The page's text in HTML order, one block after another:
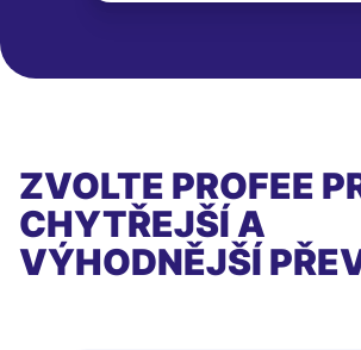
ZVOLTE PROFEE
CHYTŘEJŠÍ A
VÝHODNĚJŠÍ